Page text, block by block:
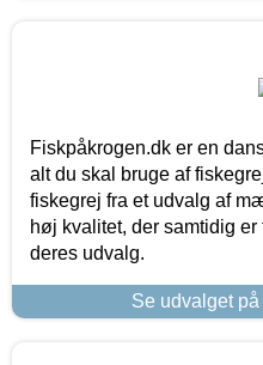
Fiskpåkrogen.dk er en
alt du skal bruge af
fiskegrej fra et udvalg af
høj kvalitet, der samtidig
deres udvalg.
Se udvalget